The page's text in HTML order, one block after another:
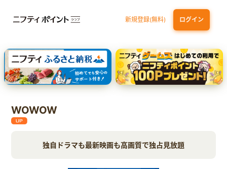
新規登録(無料) ログイン
dカード GOLD 三井住友カード ゴールド（NL）（家族カード発行）
【実質初月無料】DMM | Disney+(ディズニープラス) セットプラン
SBI証券 確定拠出年金（iDeCo）
WOWOW
独自ドラマも最新映画も高画質で独占見放題